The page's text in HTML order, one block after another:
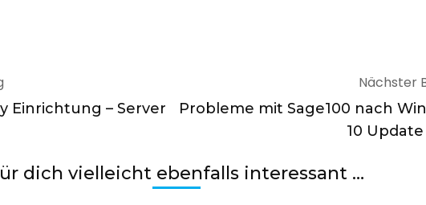
Einrichtung – Server
Nächster
Probleme mit Sage100 nach
10
dich vielleicht ebenfalls interessant …